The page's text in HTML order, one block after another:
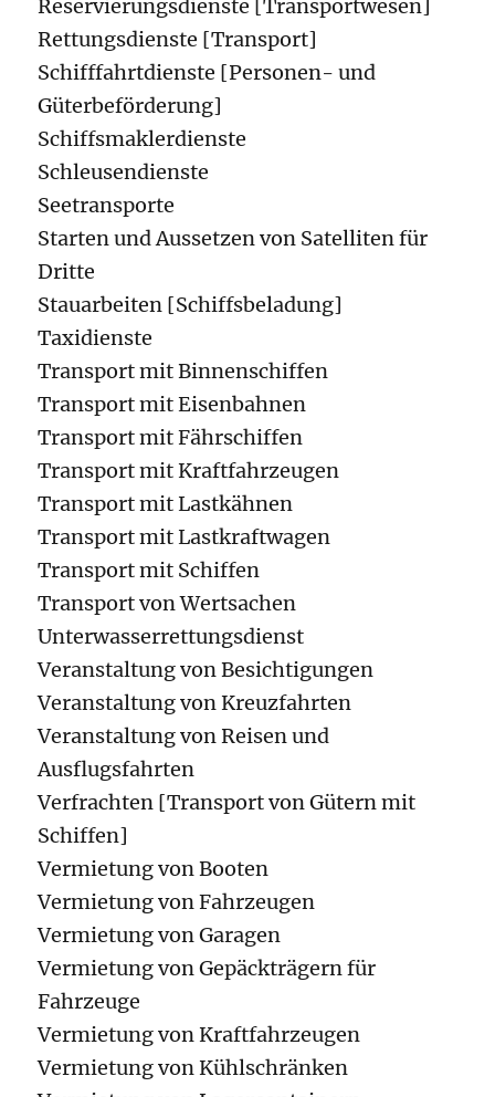
Reservierungsdienste [Transportwesen]
Rettungsdienste [Transport]
Schifffahrtdienste [Personen- und
Güterbeförderung]
Schiffsmaklerdienste
Schleusendienste
Seetransporte
Starten und Aussetzen von Satelliten für
Dritte
Stauarbeiten [Schiffsbeladung]
Taxidienste
Transport mit Binnenschiffen
Transport mit Eisenbahnen
Transport mit Fährschiffen
Transport mit Kraftfahrzeugen
Transport mit Lastkähnen
Transport mit Lastkraftwagen
Transport mit Schiffen
Transport von Wertsachen
Unterwasserrettungsdienst
Veranstaltung von Besichtigungen
Veranstaltung von Kreuzfahrten
Veranstaltung von Reisen und
Ausflugsfahrten
Verfrachten [Transport von Gütern mit
Schiffen]
Vermietung von Booten
Vermietung von Fahrzeugen
Vermietung von Garagen
Vermietung von Gepäckträgern für
Fahrzeuge
Vermietung von Kraftfahrzeugen
Vermietung von Kühlschränken